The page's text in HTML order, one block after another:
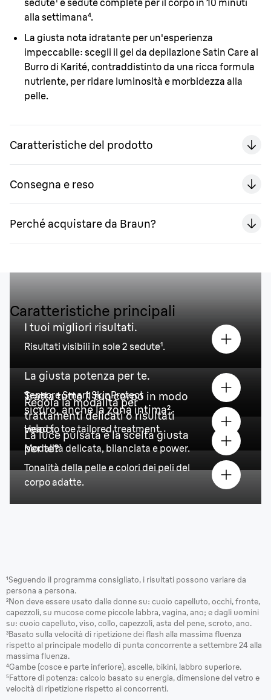
sedute¹ e sedute complete per il corpo in 10 minuti
alla settimana⁴.
La giusta nota idratante per un'esperienza
impeccabile: scegli il gel da depilazione Satin Care al
Burro di Karité, contraddistinto da una ricca formula
nutriente, per ridare luminosità e morbidezza alla
pelle.
Caratteristiche del prodotto
Consegna e reso
Perché acquistare da Braun?
Caratteristiche principali
I tuoi migliori risultati.
Risultati visibili in sole 2 sedute¹.
La giusta potenza per te.
Sensore Smart SkinProtect
Tratta tutto il tuo corpo in modo
sicuro, anche la zona intima².
Head to toe tailored treatment.
Regola la modalità per
trattamenti delicati o risultati
veloci.
Modalità delicata, bilanciata e power.
La luce pulsata è la scelta giusta
per te?
Tonalità della pelle e colori dei pelidel
corpo adatte.
¹Seguendo il programma consigliato, i risultati possono variare da
persona a persona.
²Non deve essere usato dalle donne su: cuoio capelluto, occhi, fronte,
capezzoli, su mucose come piccole labbra, vagina, ano; e dagli uomini
su: cuoio capelluto, viso, collo, capezzoli, asta del pene, scroto, ano.
³Basato sulla velocità di ripetizione dei flash alla massima fluenza
rispetto al principale modello di punta concorrente a settembre 24 alla
massima fluenza.
⁴Gambe (cosce e parte inferiore), ascelle, bikini, labbro superiore.
⁵Fattore di potenza: calcolo basato su energia, dimensione del vetro e
velocità di ripetizione rispetto ai concorrenti.